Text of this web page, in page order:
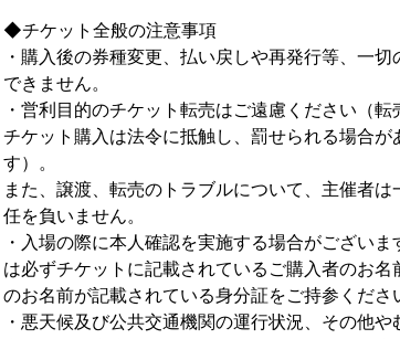
◆チケット全般の注意事項
・購入後の券種変更、払い戻しや再発行等、一切
できません。
・営利目的のチケット転売はご遠慮ください（転
チケット購入は法令に抵触し、罰せられる場合が
す）。
また、譲渡、転売のトラブルについて、主催者は
任を負いません。
・入場の際に本人確認を実施する場合がございま
は必ずチケットに記載されているご購入者のお名
のお名前が記載されている身分証をご持参くださ
・悪天候及び公共交通機関の運行状況、その他や